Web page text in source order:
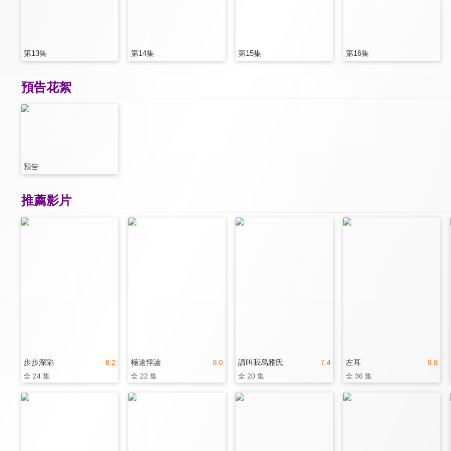
第13集 第14集 第15集 第16集
預告花絮
預告
推薦影片
8.2
步步深陷
全 24 集
8.0
極速悖論
全 22 集
7.4
請叫我烏雅氏
全 20 集
8.8
左耳
全 36 集